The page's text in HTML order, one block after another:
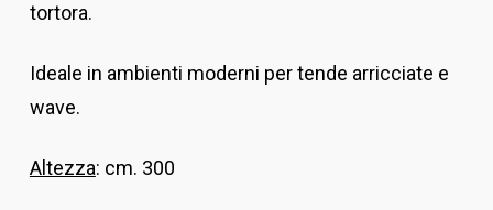
tortora.
Ideale in ambienti moderni per tende arricciate e
wave.
Altezza: cm. 300